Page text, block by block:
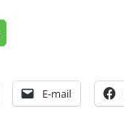
E-mail